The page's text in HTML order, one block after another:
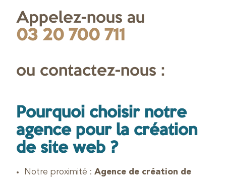
Appelez-nous au
03 20 700 711
ou contactez-nous :
Pourquoi choisir notre
agence pour la création
de site web ?
Notre proximité : Agence de création de